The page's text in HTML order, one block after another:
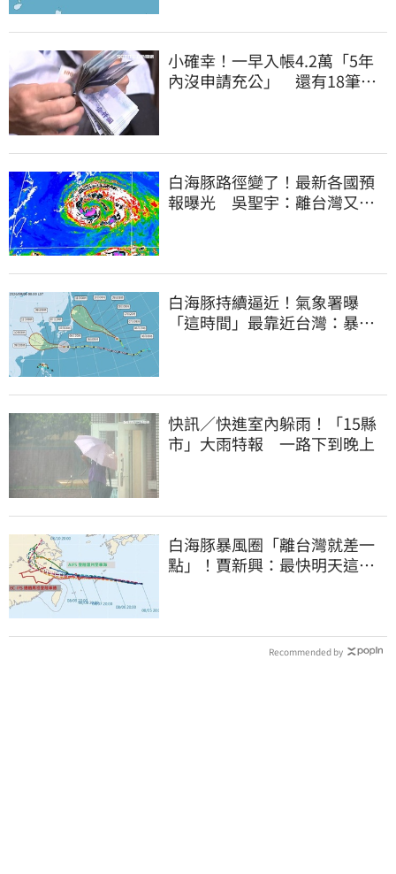
小確幸！一早入帳4.2萬「5年
內沒申請充公」 還有18筆錢
白海豚路徑變了！最新各國預
報曝光 吳聖宇：離台灣又更
白海豚持續逼近！氣象署曝
「這時間」最靠近台灣：暴風
快訊／快進室內躲雨！「15縣
市」大雨特報 一路下到晚上
白海豚暴風圈「離台灣就差一
點」！賈新興：最快明天這時
Recommended by